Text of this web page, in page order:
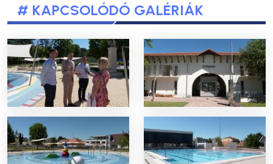
# KAPCSOLÓDÓ GALÉRIÁK